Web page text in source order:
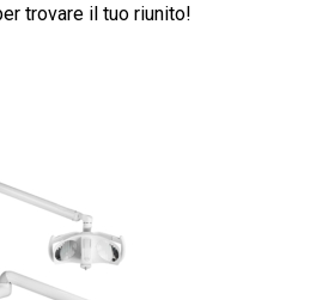
trovare il tuo riunito!